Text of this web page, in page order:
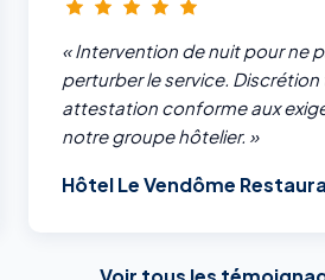
« Intervention de nuit pour ne
perturber le service. Discrétion
attestation conforme aux
notre groupe hôtelier. »
Hôtel Le Vendôme